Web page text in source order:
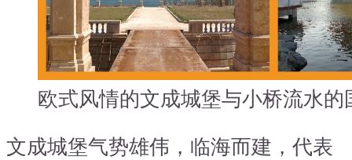
欧式风情的文成城堡与小桥流水的
文成城堡气势雄伟，临海而建，代表